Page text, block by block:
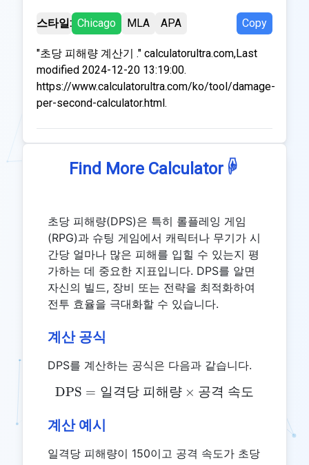
스타일: Chicago MLA APA Copy
"초당 피해량 계산기 ." calculatorultra.com,Last
modified 2024-12-20 13:19:00.
https://www.calculatorultra.com/ko/tool/damage-
per-second-calculator.html.
Find More Calculator ☟
초당 피해량(DPS)은 특히 롤플레잉 게임
(RPG)과 슈팅 게임에서 캐릭터나 무기가 시
간당 얼마나 많은 피해를 입힐 수 있는지 평
가하는 데 중요한 지표입니다. DPS를 알면
자신의 빌드, 장비 또는 전략을 최적화하여
전투 효율을 극대화할 수 있습니다.
계산 공식
DPS를 계산하는 공식은 다음과 같습니다.
\text{DPS} = \text{일격
DPS = 일격당 피해량 × 공격 속도
계산 예시
일격당 피해량이 150이고 공격 속도가 초당